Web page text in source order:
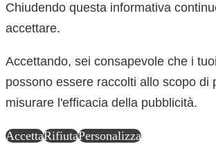
Chiudendo questa informativa
accettare.
Accettando, sei consapevole che i
possono essere raccolti allo scopo di
misurare l'efficacia della pubblicità.
AccettaRifiutaPersonalizza